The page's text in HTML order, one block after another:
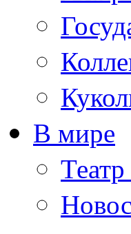
В мире